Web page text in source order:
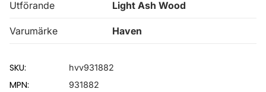
Utförande Light Ash Wood
Varumärke Haven
SKU: hvv931882
MPN: 931882